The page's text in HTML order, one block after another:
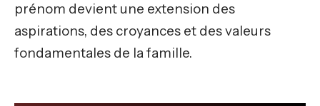
prénom devient une extension des
aspirations, des croyances et des valeurs
fondamentales de la famille.